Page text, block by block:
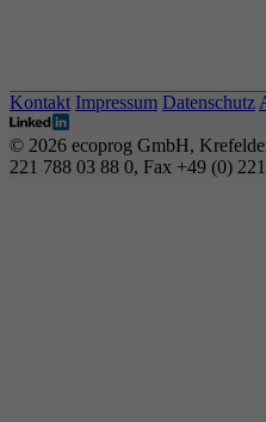
Kontakt Impressum Datenschutz
© 2026 ecoprog GmbH,
221 788 03 88 0, Fax +49 (0)